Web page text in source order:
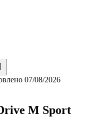
07/08/2026
M Sport